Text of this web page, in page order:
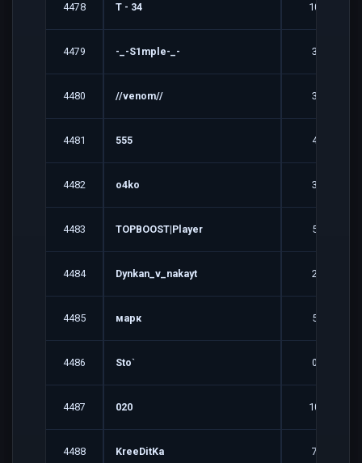
4478 T - 34 10
4479 -_-S1mple-_- 3
4480 //venom// 3
4481 555 4
4482 o4ko 3
4483 TOPBOOST|Player 5
4484 Dynkan_v_nakayt 2
4485 марк 5
4486 Sto` 0
4487 020 10
4488 KreeDitKa 7